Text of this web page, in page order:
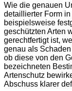
Wie die genauen
detaillierter Form
beispielsweise
geschützten Arten
gerechtfertigt ist,
genau als
ob diese von den
bezeichneten
Artenschutz
Abschuss klarer